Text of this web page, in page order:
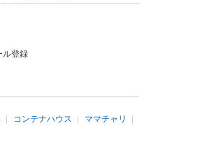
ル登録
コンテナハウス
ママチャリ